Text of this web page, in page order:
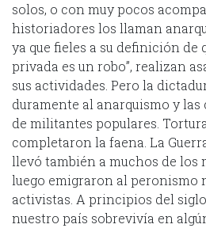
solos, o con muy pocos
historiadores los llaman
ya que fieles a su definición de
privada es un robo”, realizan
sus actividades. Pero la
duramente al anarquismo y
de militantes populares.
completaron la faena. La
llevó también a muchos de los
luego emigraron al peronismo
activistas. A principios del
nuestro país sobrevivía en